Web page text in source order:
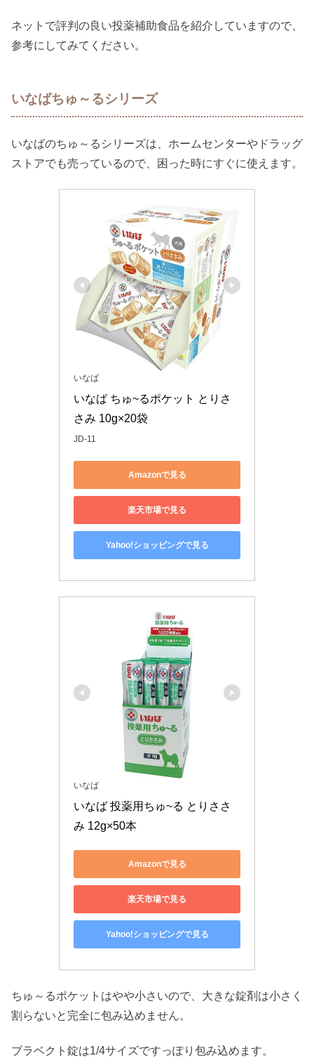
ネットで評判の良い投薬補助食品を紹介していますので、
参考にしてみてください。
いなばちゅ～るシリーズ
いなばのちゅ～るシリーズは、ホームセンターやドラッグ
ストアでも売っているので、困った時にすぐに使えます。
いなば
いなば ちゅ~るポケット とりさ
さみ 10g×20袋
JD-11
Amazonで見る
楽天市場で見る
Yahoo!ショッピングで見る
いなば
いなば 投薬用ちゅ~る とりささ
み 12g×50本
Amazonで見る
楽天市場で見る
Yahoo!ショッピングで見る
ちゅ～るポケットはやや小さいので、大きな錠剤は小さく
割らないと完全に包み込めません。
ブラベクト錠は1/4サイズですっぽり包み込めます。